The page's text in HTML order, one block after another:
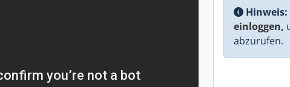
Hinweis:
einloggen,
abzurufen.